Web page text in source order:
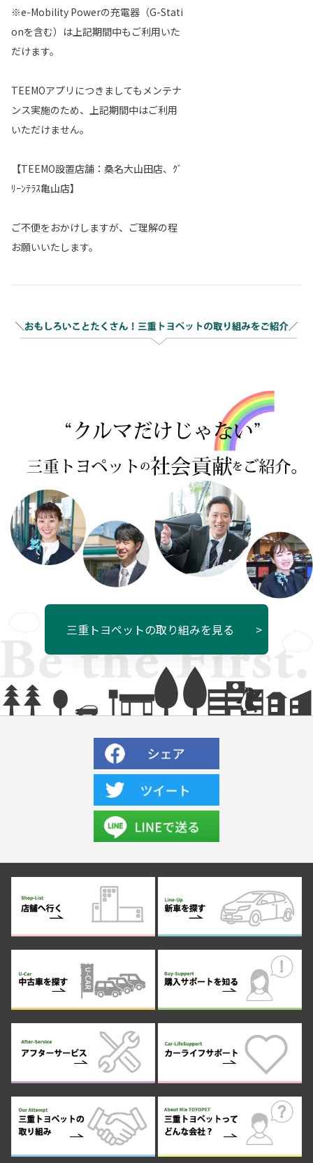
※e-Mobility Powerの充電器（G-Stati
onを含む）は上記期間中もご利用いた
だけます。
TEEMOアプリにつきましてもメンテナ
ンス実施のため、上記期間中はご利用
いただけません。
【TEEMO設置店舗：桑名大山田店、ｸﾞ
ﾘｰﾝﾃﾗｽ亀山店】
ご不便をおかけしますが、ご理解の程
お願いいたします。
三重トヨペットの取り組みを見る